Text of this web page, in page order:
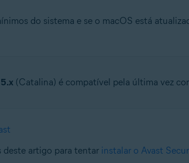
do sistema e se o macOS está
(Catalina) é compatível pela última vez
deste artigo para tentar instalar o Avast